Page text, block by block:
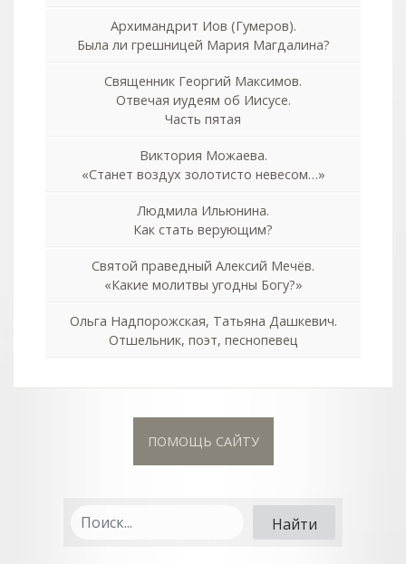
Архимандрит Иов (Гумеров).
Была ли грешницей Мария Магдалина?
Священник Георгий Максимов.
Отвечая иудеям об Иисусе.
Часть пятая
Виктория Можаева.
«Станет воздух золотисто невесом…»
Людмила Ильюнина.
Как стать верующим?
Святой праведный Алексий Мечёв.
«Какие молитвы угодны Богу?»
Ольга Надпорожская, Татьяна Дашкевич.
Отшельник, поэт, песнопевец
ПОМОЩЬ САЙТУ